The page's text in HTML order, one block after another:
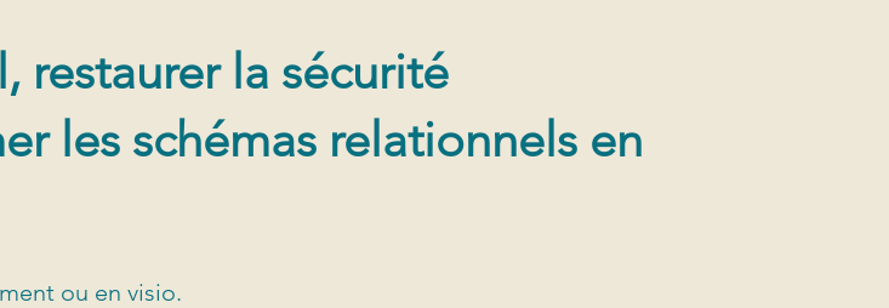
restaurer la sécurité
les schémas relationnels en
ou en visio.